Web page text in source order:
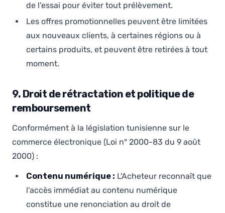
de l'essai pour éviter tout prélèvement.
Les offres promotionnelles peuvent être limitées
aux nouveaux clients, à certaines régions ou à
certains produits, et peuvent être retirées à tout
moment.
9. Droit de rétractation et politique de
remboursement
Conformément à la législation tunisienne sur le
commerce électronique (Loi n° 2000-83 du 9 août
2000) :
Contenu numérique : L'Acheteur reconnaît que
l'accès immédiat au contenu numérique
constitue une renonciation au droit de